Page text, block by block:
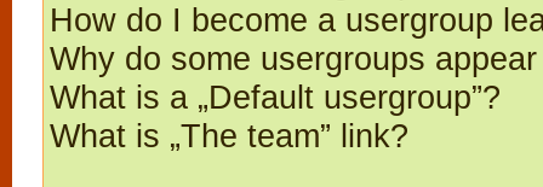
How do I become a usergroup
Why do some usergroups
What is a „Default usergroup”?
What is „The team” link?